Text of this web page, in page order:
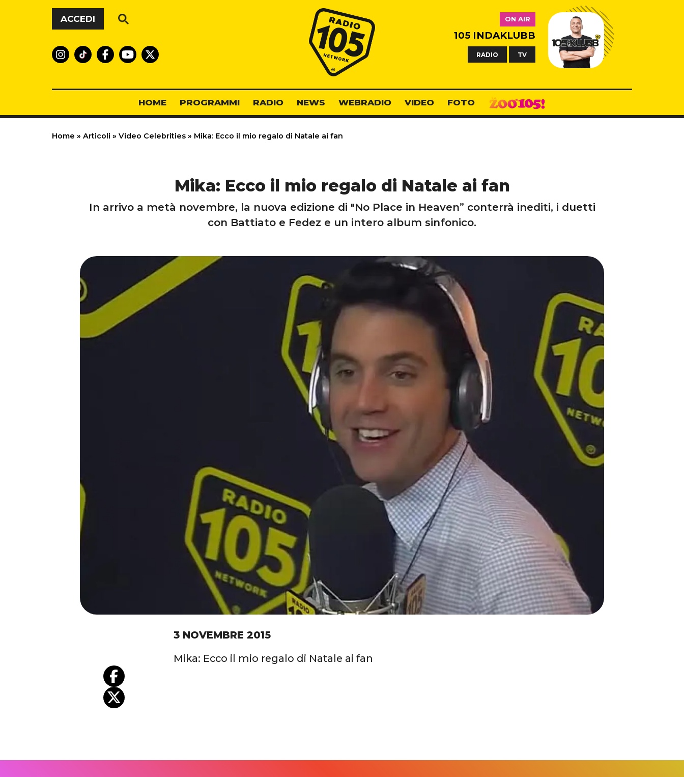
Vai al contenuto
ACCEDI
Radio 105
ON AIR
105 INDAKLUBB
RADIO TV
HOME PROGRAMMI RADIO NEWS WEBRADIO VIDEO FOTO
Home » Articoli » Video Celebrities » Mika: Ecco il mio regalo di Natale ai fan
Mika: Ecco il mio regalo di Natale ai fan
In arrivo a metà novembre, la nuova edizione di "No Place in Heaven” conterrà inediti, i duetti
con Battiato e Fedez e un intero album sinfonico.
3 NOVEMBRE 2015
Mika: Ecco il mio regalo di Natale ai fan